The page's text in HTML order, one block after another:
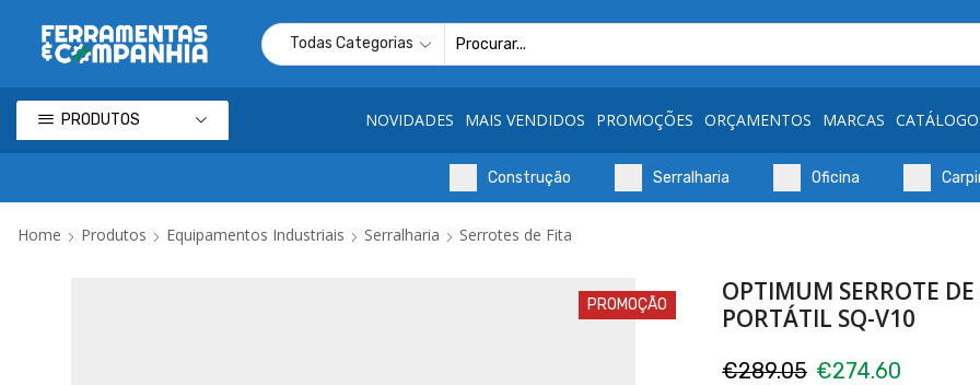
PRODUTOS NOVIDADES MAIS VENDIDOS PROMOÇÕES ORÇAMENTOS MARCAS
Construção Serralharia Oficina
Home Produtos Equipamentos Industriais Serralharia Serrotes de Fita
PROMOÇÃO
OPTIMUM SERROTE
PORTÁTIL SQ-V10
€289.05 €274.60